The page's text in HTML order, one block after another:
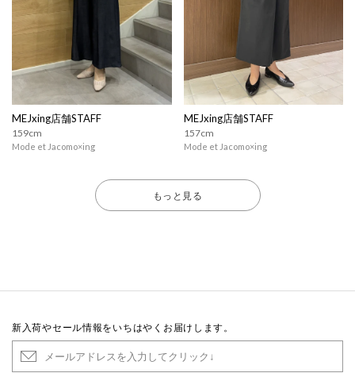
MEJxing店舗STAFF
159cm
Mode et Jacomo×ing
MEJxing店舗STAFF
157cm
Mode et Jacomo×ing
もっと見る
新入荷やセール情報をいちはやくお届けします。